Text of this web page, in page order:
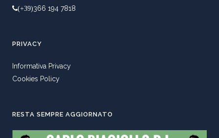
(+39)366 194 7818
PRIVACY
Informativa Privacy
Cookies Policy
RESTA SEMPRE AGGIORNATO